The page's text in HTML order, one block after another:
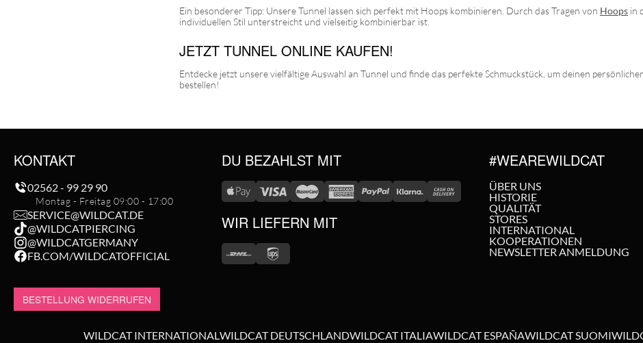
Ein besonderer Tipp: Unsere Tunnel lassen sich perfekt mit Hoops kombinieren. Durch das Tragen von Hoops in
individuellen Stil unterstreicht und vielseitig kombinierbar ist.
JETZT TUNNEL ONLINE KAUFEN!
Entdecke jetzt unsere vielfältige Auswahl an Tunnel und finde das perfekte Schmuckstück, um deinen
bestellen!
KONTAKT
02562 - 99 29 90
Montag - Freitag 09:00 - 17:00
SERVICE@WILDCAT.DE
@WILDCATPIERCING
@WILDCATGERMANY
FB.COM/WILDCATOFFICIAL
BESTELLUNG WIDERRUFEN
DU BEZAHLST MIT
WIR LIEFERN MIT
#WEAREWILDCAT
ÜBER UNS
HISTORIE
QUALITÄT
STORES
INTERNATIONAL
KOOPERATIONEN
NEWSLETTER ANMELDUNG
WILDCAT INTERNATIONALWILDCAT DEUTSCHLANDWILDCAT ITALIAWILDCAT ESPAÑAWILDCAT SUOMI